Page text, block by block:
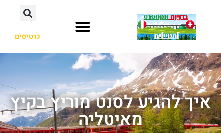
כרטיסים
איך להגיע לסנט מוריץ בקיץ
מאיטליה